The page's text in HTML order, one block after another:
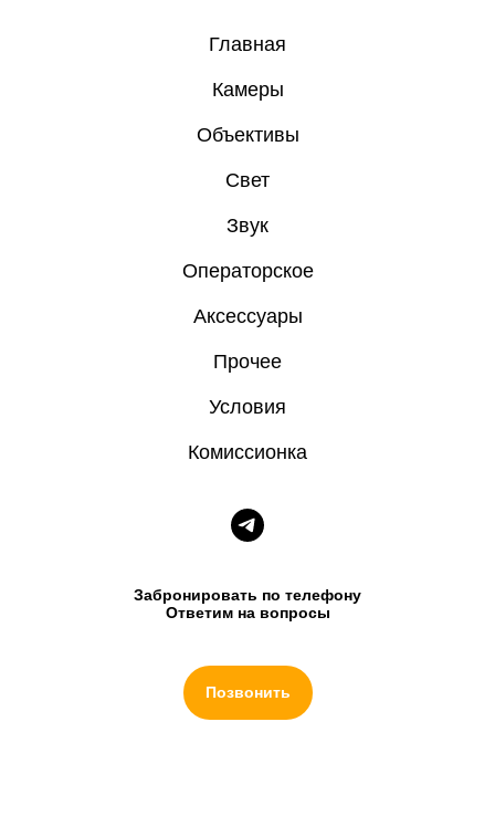
Главная
Камеры
Объективы
Свет
Звук
Операторское
Аксессуары
Прочее
Условия
Комиссионка
Забронировать по телефону
Ответим на вопросы
Позвонить